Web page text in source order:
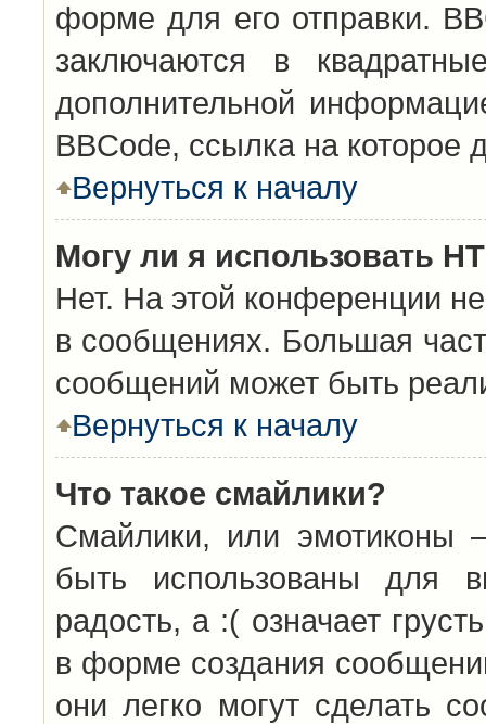
форме для его отправки.
заключаются в
дополнительной
BBCode, ссылка на
Вернуться к началу
Могу ли я использовать
Нет. На этой конференции
в сообщениях. Большая
сообщений может быть
Вернуться к началу
Что такое смайлики?
Смайлики, или эмотиконы
быть использованы для
радость, а :( означает
в форме создания
они легко могут сделать